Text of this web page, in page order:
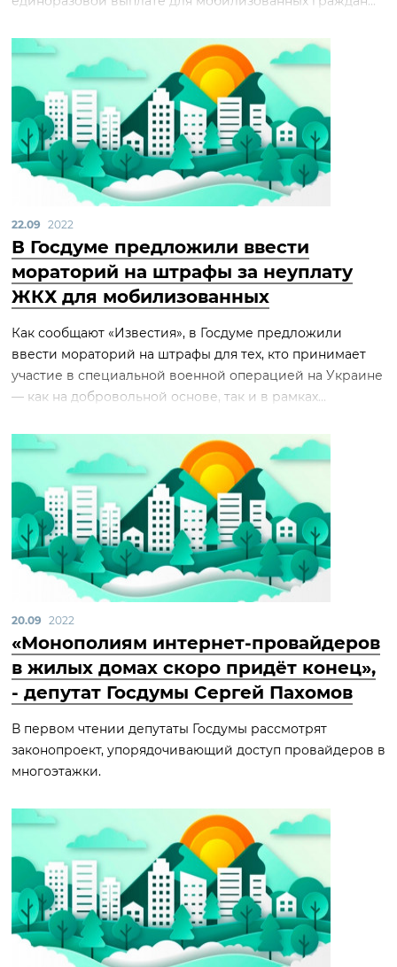
22.09 2022
В Госдуме предложили ввести
мораторий на штрафы за неуплату
ЖКХ для мобилизованных
Как сообщают «Известия», в Госдуме предложили
ввести мораторий на штрафы для тех, кто принимает
участие в специальной военной операцией на Украине
— как на добровольной основе, так и в рамках...
20.09 2022
«Монополиям интернет-провайдеров
в жилых домах скоро придёт конец»,
- депутат Госдумы Сергей Пахомов
В первом чтении депутаты Госдумы рассмотрят
законопроект, упорядочивающий доступ провайдеров в
многоэтажки.